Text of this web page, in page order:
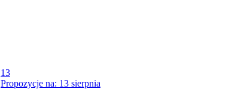
13
Propozycje na: 13 sierpnia